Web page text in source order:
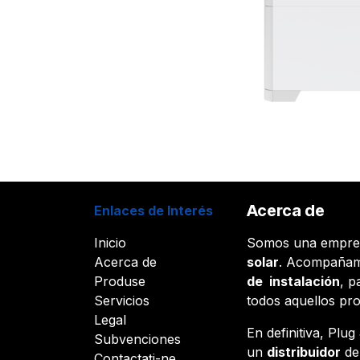
Enlaces de Interés
Inicio
Acerca de
Produse
Servicios
Legal
Subvenciones
Acerca de
Somos una
solar.
de instalación,
todos aquellos
En definitiva,
un distribuidor de